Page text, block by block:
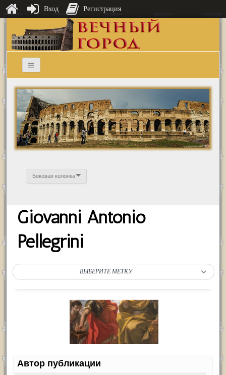
Боковая колонка
Giovanni Antonio
Pellegrini
ВЫБЕРИТЕ МЕТКУ
Автор публикации
Вход Регистрация